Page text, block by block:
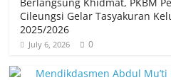
o
o
k
p
Cileungsi Gelar Tasyakuran
2025/2026
July 6, 2026 0